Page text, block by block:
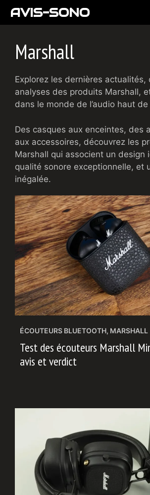
AllerAVIS-SONO
Marshall
Explorez les dernières actualités,
analyses des produits Marshall,
dans le monde de l’audio haut
Des casques aux enceintes, des
aux accessoires, découvrez les
Marshall qui associent un design
qualité sonore exceptionnelle, et
inégalée.
ÉCOUTEURS BLUETOOTH, MARSHALL
Test des écouteurs Marshall
avis et verdict